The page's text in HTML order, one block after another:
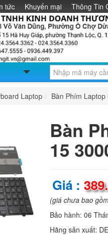
tức Khuyến mại Thông Tin
Laptop / Bàn Phím Laptop
Bàn
15
Giá :
(giá chưa bao
Bảo hành: 06
Hãng sản xuất: